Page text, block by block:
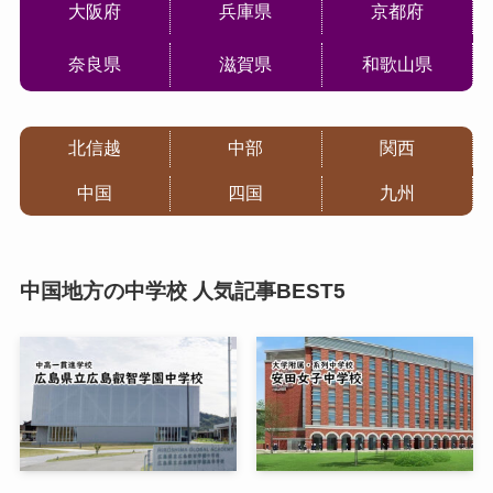
大阪府 兵庫県 京都府
奈良県 滋賀県 和歌山県
北信越 中部 関西
中国 四国 九州
中国地方の中学校 人気記事BEST5